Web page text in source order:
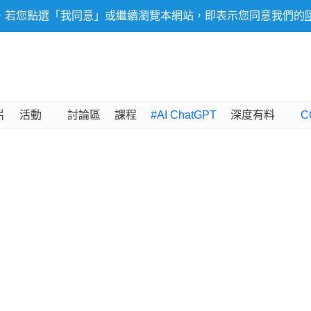
您點選「我同意」或繼續瀏覽本網站，即表示您同意我們的
活動 討論區 課程 #AI ChatGPT 深度有料